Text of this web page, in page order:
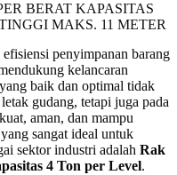
BERAT KAPASITAS
MAKS. 11 METER
penyimpanan barang
kelancaran
baik dan optimal tidak
gudang, tetapi juga pada
aman, dan mampu
sangat ideal untuk
sektor industri adalah Rak
4 Ton per Level.